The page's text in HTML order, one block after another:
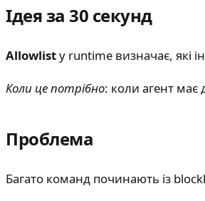
Ідея за 30 секунд
Allowlistу runtime визначає, які
Коли це потрібно: коли агент має
Проблема
Багато команд починають із